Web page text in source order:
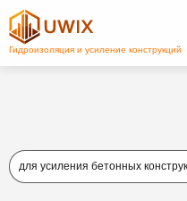
для усиления бетонных